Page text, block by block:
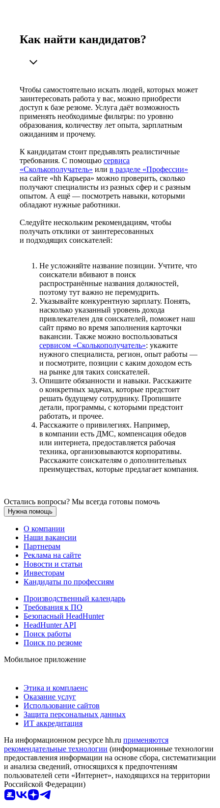
Как найти кандидатов?
Чтобы самостоятельно искать людей, которых может
заинтересовать работа у вас, можно приобрести
доступ к базе резюме. Услуга даёт возможность
применять необходимые фильтры: по уровню
образования, количеству лет опыта, зарплатным
ожиданиям и прочему.
К кандидатам стоит предъявлять реалистичные
требования. С помощью сервиса
«Сколькополучатель» или в разделе «Профессии»
на сайте «hh Карьера» можно проверить, сколько
получают специалисты из разных сфер и с разным
опытом. А ещё — посмотреть навыки, которыми
обладают нужные работники.
Следуйте нескольким рекомендациям, чтобы
получать отклики от заинтересованных
и подходящих соискателей:
Не усложняйте название позиции. Учтите, что
соискатели вбивают в поиск
распространённые названия должностей,
поэтому тут важно не перемудрить.
Указывайте конкурентную зарплату. Понять,
насколько указанный уровень дохода
привлекателен для соискателей, поможет наш
сайт прямо во время заполнения карточки
вакансии. Также можно воспользоваться
сервисом «Сколькополучатель»: укажите
нужного специалиста, регион, опыт работы —
и посмотрите, позиции с каким доходом есть
на рынке для таких соискателей.
Опишите обязанности и навыки. Расскажите
о конкретных задачах, которые предстоит
решать будущему сотруднику. Пропишите
детали, программы, с которыми предстоит
работать, и прочее.
Расскажите о привилегиях. Например,
в компании есть ДМС, компенсация обедов
или интернета, предоставляется рабочая
техника, организовываются корпоративы.
Расскажите соискателям о дополнительных
преимуществах, которые предлагает компания.
Остались вопросы? Мы всегда готовы помочь
Нужна помощь
О компании
Наши вакансии
Партнерам
Реклама на сайте
Новости и статьи
Инвесторам
Кандидаты по профессиям
Производственный календарь
Требования к ПО
Безопасный HeadHunter
HeadHunter API
Поиск работы
Поиск по резюме
Мобильное приложение
Этика и комплаенс
Оказание услуг
Использование сайтов
Защита персональных данных
ИТ аккредитация
На информационном ресурсе hh.ru применяются
рекомендательные технологии (информационные технологии
предоставления информации на основе сбора, систематизации
и анализа сведений, относящихся к предпочтениям
пользователей сети «Интернет», находящихся на территории
Российской Федерации)